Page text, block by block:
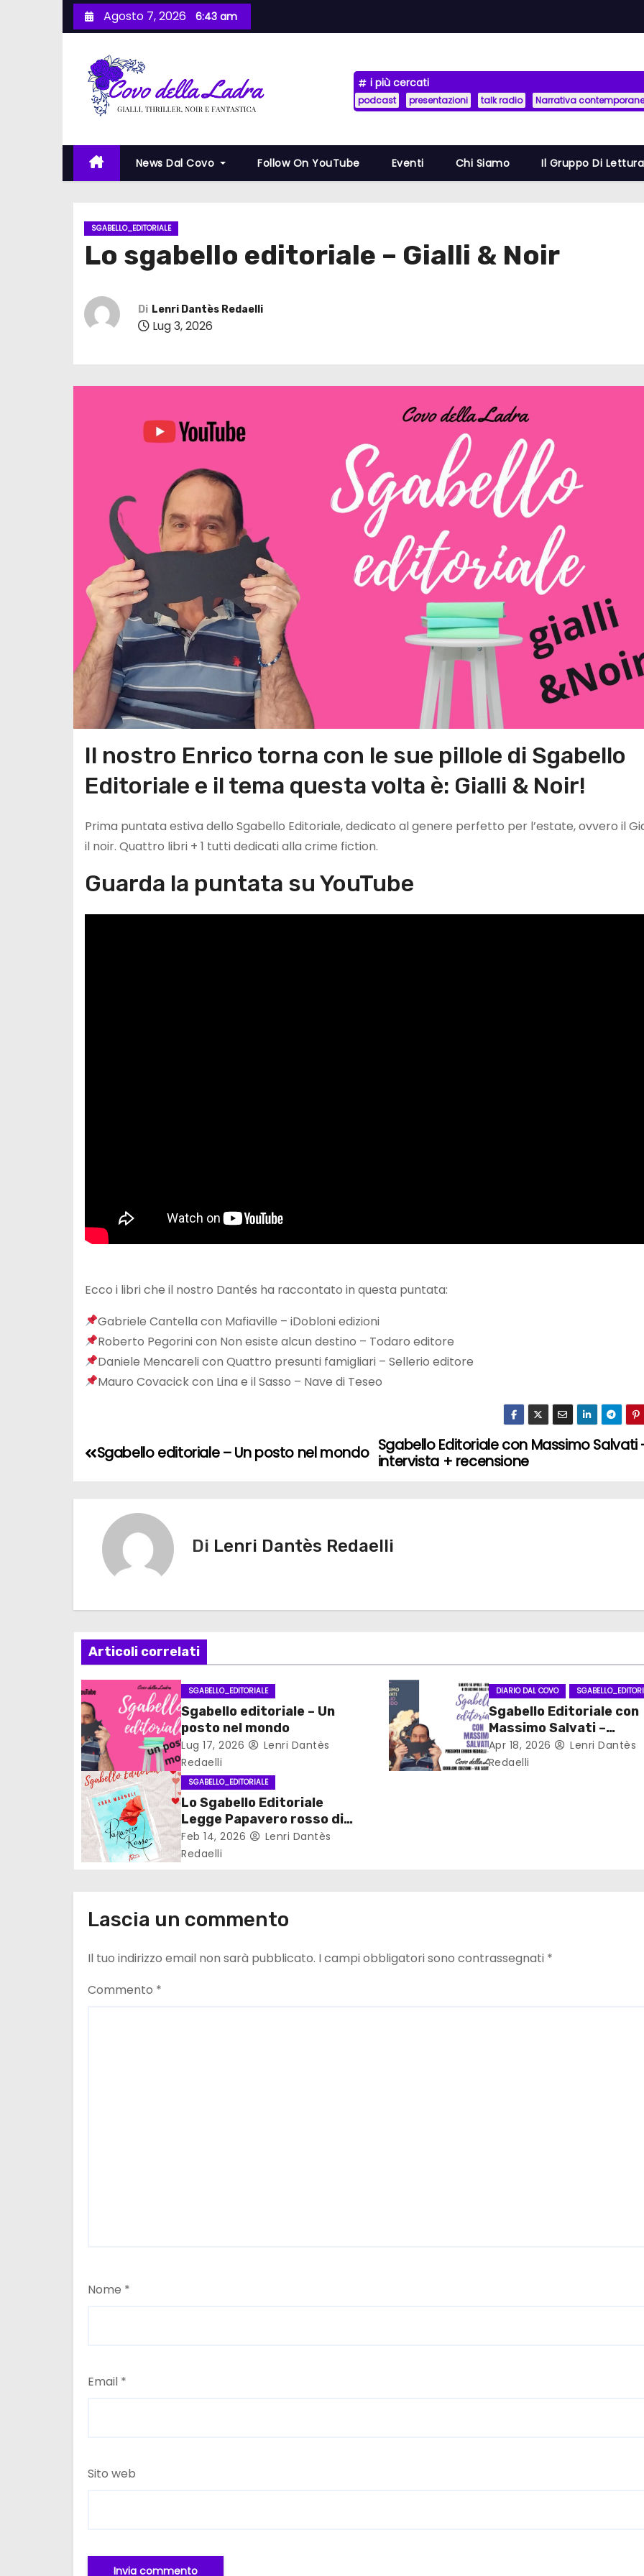
a
c
Agosto 7, 2026 6:43 am
i più cercati
podcast presentazioni talk radio Narrativa
News Dal Covo Follow On YouTube Eventi Chi Siamo Il Gruppo Di Lettura
SGABELLO_EDITORIALE
Lo sgabello editoriale – Gialli & Noir
Di Lenri Dantès Redaelli
Lug 3, 2026
Il nostro Enrico torna con le sue pillole di Sgabello
Editoriale e il tema questa volta è: Gialli & Noir!
Prima puntata estiva dello Sgabello Editoriale, dedicato al genere perfetto per l’estate, ovvero il
il noir. Quattro libri + 1 tutti dedicati alla crime fiction.
Guarda la puntata su YouTube
Ecco i libri che il nostro Dantés ha raccontato in questa puntata:
Gabriele Cantella con Mafiaville – iDobloni edizioni
Roberto Pegorini con Non esiste alcun destino – Todaro editore
Daniele Mencareli con Quattro presunti famigliari – Sellerio editore
Mauro Covacick con Lina e il Sasso – Nave di Teseo
N
z
i
o
n
e
a
r
t
o
l
i
Sgabello Editoriale con Massimo Salvati
intervista + recensione
Sgabello editoriale – Un posto nel mondo
Di Lenri Dantès Redaelli
Articoli correlati
SGABELLO_EDITORIALE
Sgabello editoriale – Un
posto nel mondo
Lug 17, 2026
Lenri Dantès
Redaelli
DIARIO DAL COVO
Sgabello Editoriale con
Massimo Salvati –
intervista + recensione
Apr 18, 2026
Lenri Dantès
Redaelli
SGABELLO_EDITORIALE
Lo Sgabello Editoriale
Legge Papavero rosso di
Sara Magnoli #booktour
Feb 14, 2026
Lenri Dantès
Redaelli
Lascia un commento
Il tuo indirizzo email non sarà pubblicato. I campi obbligatori sono contrassegnati *
Commento *
Nome *
Email *
Sito web